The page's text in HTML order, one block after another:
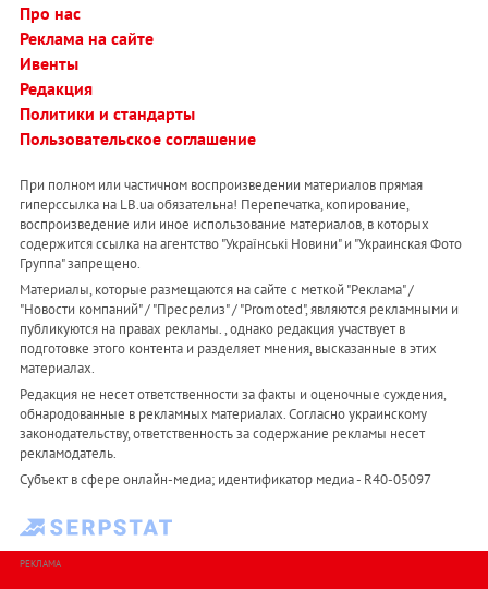
Про нас
Реклама на сайте
Ивенты
Редакция
Политики и стандарты
Пользовательское соглашение
При полном или частичном воспроизведении материалов прямая
гиперссылка на LB.ua обязательна! Перепечатка, копирование,
воспроизведение или иное использование материалов, в которых
содержится ссылка на агентство "Українськi Новини" и "Украинская Фото
Группа" запрещено.
Материалы, которые размещаются на сайте с меткой "Реклама" /
"Новости компаний" / "Пресрелиз" / "Promoted", являются рекламными и
публикуются на правах рекламы. , однако редакция участвует в
подготовке этого контента и разделяет мнения, высказанные в этих
материалах.
Редакция не несет ответственности за факты и оценочные суждения,
обнародованные в рекламных материалах. Согласно украинскому
законодательству, ответственность за содержание рекламы несет
рекламодатель.
Субъект в сфере онлайн-медиа; идентификатор медиа - R40-05097
РЕКЛАМА